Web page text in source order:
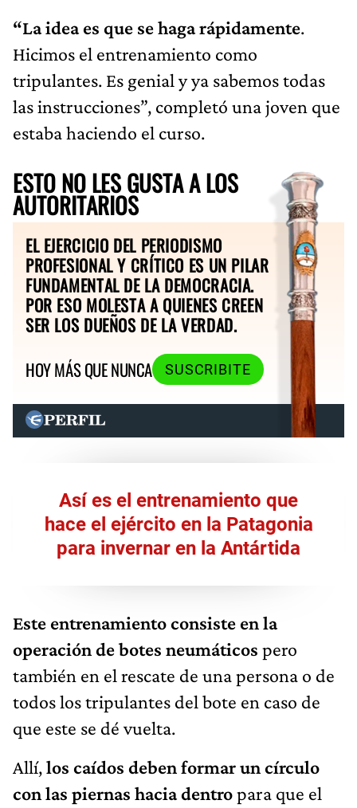
“La idea es que se haga rápidamente.
Hicimos el entrenamiento como
tripulantes. Es genial y ya sabemos todas
las instrucciones”, completó una joven que
estaba haciendo el curso.
ESTO NO LES GUSTA A LOS
AUTORITARIOS
EL EJERCICIO DEL PERIODISMO
PROFESIONAL Y CRÍTICO ES UN PILAR
FUNDAMENTAL DE LA DEMOCRACIA.
POR ESO MOLESTA A QUIENES CREEN
SER LOS DUEÑOS DE LA VERDAD.
HOY MÁS QUE NUNCA
SUSCRIBITE
Así es el entrenamiento que
hace el ejército en la Patagonia
para invernar en la Antártida
Este entrenamiento consiste en la
operación de botes neumáticos pero
también en el rescate de una persona o de
todos los tripulantes del bote en caso de
que este se dé vuelta.
Allí,los caídos deben formar un círculo
con las piernas hacia dentropara que el